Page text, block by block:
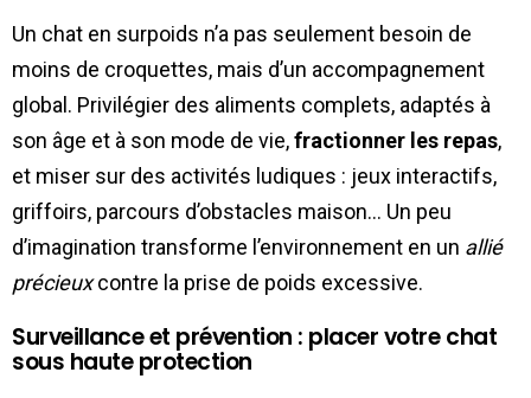
Un chat en surpoids n’a pas seulement besoin de
moins de croquettes, mais d’un accompagnement
global. Privilégier des aliments complets, adaptés à
son âge et à son mode de vie,fractionner les repas,
et miser sur des activités ludiques : jeux interactifs,
griffoirs, parcours d’obstacles maison… Un peu
d’imagination transforme l’environnement en un allié
précieuxcontre la prise de poids excessive.
Surveillance et prévention : placer votre chat
sous haute protection